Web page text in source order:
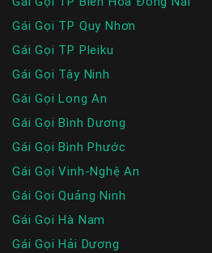
Gái Gọi TP Quy Nhơn
Gái Gọi TP Pleiku
Gái Gọi Tây Ninh
Gái Gọi Long An
Gái Gọi Bình Dương
Gái Gọi Bình Phước
Gái Gọi Vinh-Nghệ An
Gái Gọi Quảng Ninh
Gái Gọi Hà Nam
Gái Gọi Hải Dương